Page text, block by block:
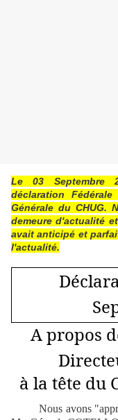
Le 03 Septembre
déclaration
Générale du CHUG.
demeure d'actualité
avait anticipé et
l'actualité.
A propos
à la tête du
Nous avons